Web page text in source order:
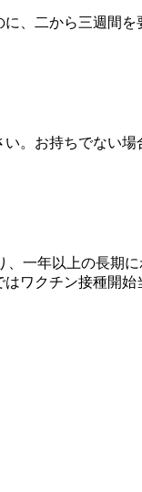
、二から三週間
。お持ちでない
一年以上の長期
ワクチン接種開